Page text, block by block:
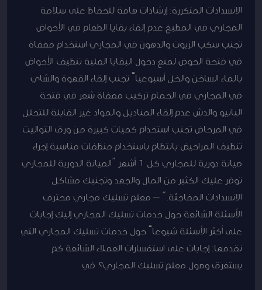
الانسدادات المتكررة: إرشادات هامة للحفاظ على سلامة
المجاري في المطبخ عدم إلقاء بقايا الطعام في الأحواض
تجنب سكب الزيوت والدهون في المجاري استخدام مصفاة
في فتحة الحوض لمنع دخول البقايا الصلبة تنظيف الأحواض
بالماء الساخن والخل أسبوعياً تجنب إلقاء القهوة والشاي
في المجاري في الحمام تركيب مصفاة شعر في فتحة
البانيو والدش عدم إلقاء المناديل والمواد غير القابلة للتحلل
في المرحاض تجنب استخدام كميات كبيرة من ورق التواليت
تنظيف المراحيض بانتظام باستخدام منظفات مناسبة إجراء
صيانة دورية للمجاري كل 6 أشهر “الصيانة الدورية للمجاري
توفر عليك الكثير من المال والجهد وتجنبك مشاكل
الانسدادات المفاجئة.” – معلم تسليك مجاري محترف
الأسئلة الشائعة حول خدمات تسليك المجاري إليك إجابات
على أكثر الأسئلة شيوعاً حول خدمات تسليك المجاري التي
نقدمها: إجابات على استفسارات العملاء الشائعة كم
يستغرق وصول معلم تسليك المجاري؟ في